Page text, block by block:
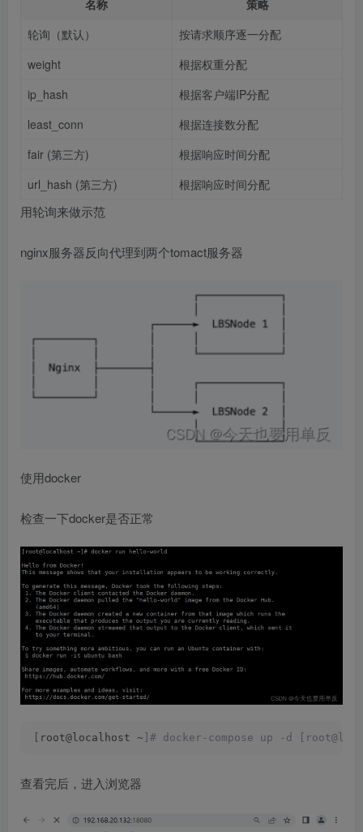
名称
策略
轮询（默认）
按请求顺序逐一分配
weight
根据权重分配
ip_hash
根据客户端IP分配
least_conn
根据连接数分配
fair (第三方)
根据响应时间分配
url_hash (第三方)
根据响应时间分配
用轮询来做示范
nginx服务器反向代理到两个tomact服务器
使用docker
检查一下docker是否正常
root@localhost ~ ]# docker-compose up -d
查看完后，进入浏览器